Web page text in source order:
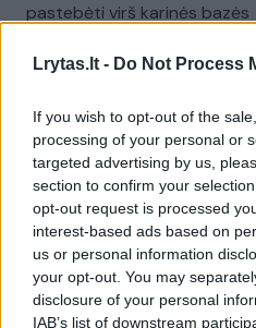
Lrytas.lt - Do Not Process
If you wish to opt-out of the
processing of your personal or
targeted advertising by us,
section to confirm your
opt-out request is processed
interest-based ads based on
us or personal information
your opt-out. You may
disclosure of your personal
IAB’s list of downstream
pastebėti virš karinės bazės
Visi
Žiūrimiausi
Vaizdai iš tragiškos avarijos